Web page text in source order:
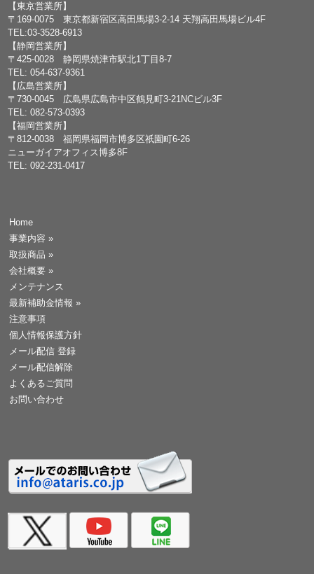
【東京営業所】
〒169-0075 東京都新宿区高田馬場3-2-14 天翔高田馬場ビル4F
TEL:03-3528-6913
【静岡営業所】
〒425-0028 静岡県焼津市駅北1丁目8-7
TEL: 054-637-9361
【広島営業所】
〒730-0045 広島県広島市中区鶴見町3-21NCビル3F
TEL: 082-573-0393
【福岡営業所】
〒812-0038 福岡県福岡市博多区祇園町6-26
ニューガイアオフィス博多8F
TEL: 092-231-0417
Home
事業内容 »
取扱商品 »
会社概要 »
メンテナンス
最新補助金情報 »
注意事項
個人情報保護方針
メール配信 登録
メール配信解除
よくあるご質問
お問い合わせ